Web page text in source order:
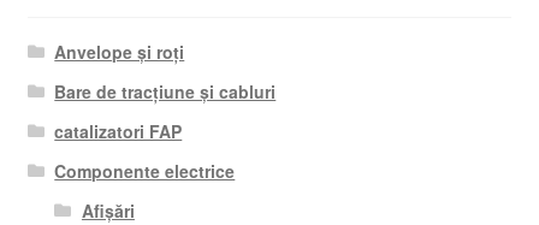
Anvelope și roți
Bare de tracțiune și cabluri
catalizatori FAP
Componente electrice
Afișări